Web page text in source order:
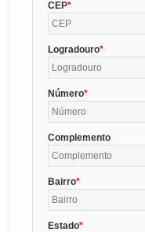
CEP
Logradouro
Número
Complemento
Bairro
Estado